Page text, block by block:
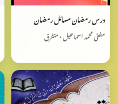
درس رمضان مسائل رمضان
مفتی محمد اسماعیل • متفرق